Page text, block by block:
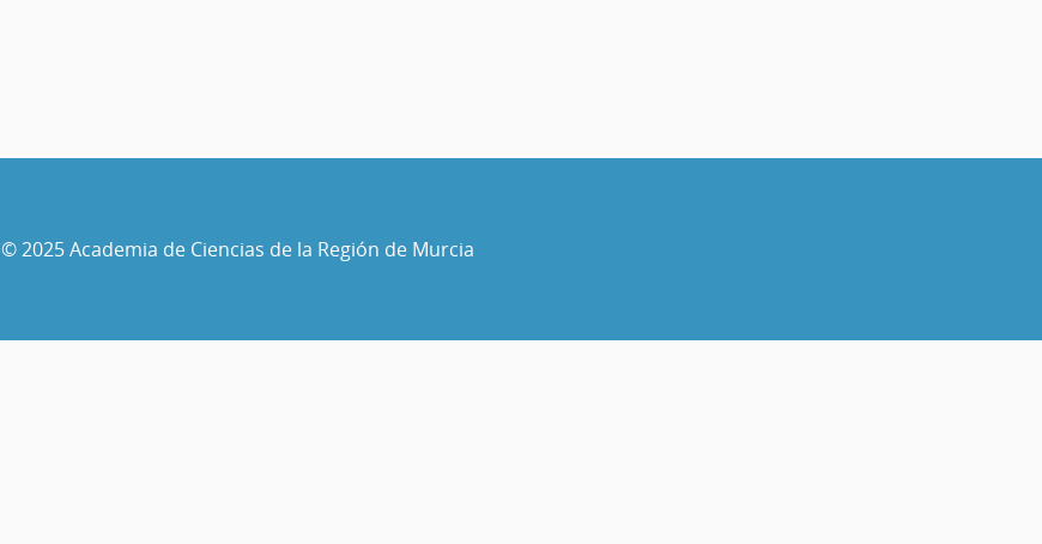
© 2025 Academia de Ciencias de la Región de Murcia